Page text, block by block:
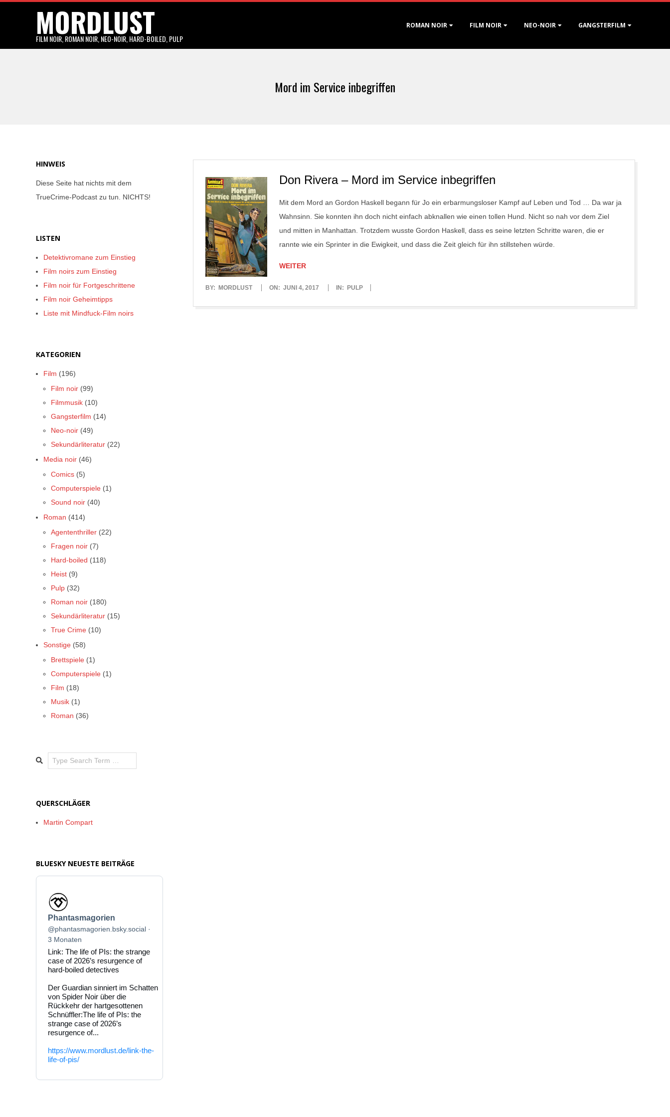
MORDLUST
FILM NOIR, ROMAN NOIR, NEO-NOIR, HARD-BOILED, PULP
ROMAN NOIR FILM NOIR NEO-NOIR GANGSTERFILM
Mord im Service inbegriffen
Don Rivera – Mord im Service inbegriffen
Mit dem Mord an Gordon Haskell begann für Jo ein erbarmungsloser Kampf auf Leben und Tod … Da war ja
Wahnsinn. Sie konnten ihn doch nicht einfach abknallen wie einen tollen Hund. Nicht so nah vor dem Ziel
und mitten in Manhattan. Trotzdem wusste Gordon Haskell, dass es seine letzten Schritte waren, die er
rannte wie ein Sprinter in die Ewigkeit, und dass die Zeit gleich für ihn stillstehen würde.
WEITER
2017-
BY: MORDLUST ON: JUNI 4, 2017 IN: PULP
HINWEIS
Diese Seite hat nichts mit dem
TrueCrime-Podcast zu tun. NICHTS!
LISTEN
Detektivromane zum Einstieg
Film noirs zum Einstieg
Film noir für Fortgeschrittene
Film noir Geheimtipps
Liste mit Mindfuck-Film noirs
KATEGORIEN
Film (196)
Film noir (99)
Filmmusik (10)
Gangsterfilm (14)
Neo-noir (49)
Sekundärliteratur (22)
Media noir (46)
Comics (5)
Computerspiele (1)
Sound noir (40)
Roman (414)
Agententhriller (22)
Fragen noir (7)
Hard-boiled (118)
Heist (9)
Pulp (32)
Roman noir (180)
Sekundärliteratur (15)
True Crime (10)
Sonstige (58)
Brettspiele (1)
Computerspiele (1)
Film (18)
Musik (1)
Roman (36)
Search
QUERSCHLÄGER
Martin Compart
BLUESKY NEUESTE BEITRÄGE
Beitrag
von
Phantasmagorien
auf
Bluesky
ansehen
Phantasmagorien
@phantasmagorien.bsky.social
3 Monaten
Link: The life of PIs: the strange
case of 2026’s resurgence of
hard-boiled detectives
Der Guardian sinniert im Schatten
von Spider Noir über die
Rückkehr der hartgesottenen
Schnüffler:The life of PIs: the
strange case of 2026’s
resurgence of...
https://www.mordlust.de/link-the-
life-of-pis/